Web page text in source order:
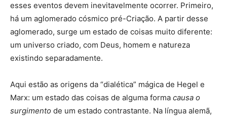
esses eventos devem inevitavelmente ocorrer. Primeiro,
há um aglomerado cósmico pré-Criação. A partir desse
aglomerado, surge um estado de coisas muito diferente:
um universo criado, com Deus, homem e natureza
existindo separadamente.
Aqui estão as origens da “dialética” mágica de Hegel e
Marx: um estado das coisas de alguma forma causa o
surgimento de um estado contrastante. Na língua alemã,